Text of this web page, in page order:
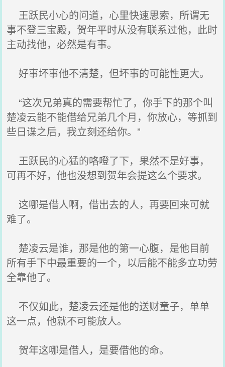
王跃民小心的问道，心里快速思索，所谓无
事不登三宝殿，贺年平时从没有联系过他，此时
主动找他，必然是有事。
好事坏事他不清楚，但坏事的可能性更大。
“这次兄弟真的需要帮忙了，你手下的那个叫
楚凌云能不能借给兄弟几个月，你放心，等抓到
些日谍之后，我立刻还给你。”
王跃民的心猛的咯噔了下，果然不是好事，
可再不好，他也没想到贺年会提这么个要求。
这哪是借人啊，借出去的人，再要回来可就
难了。
楚凌云是谁，那是他的第一心腹，是他目前
所有手下中最重要的一个，以后能不能多立功劳
全靠他了。
不仅如此，楚凌云还是他的送财童子，单单
这一点，他就不可能放人。
贺年这哪是借人，是要借他的命。